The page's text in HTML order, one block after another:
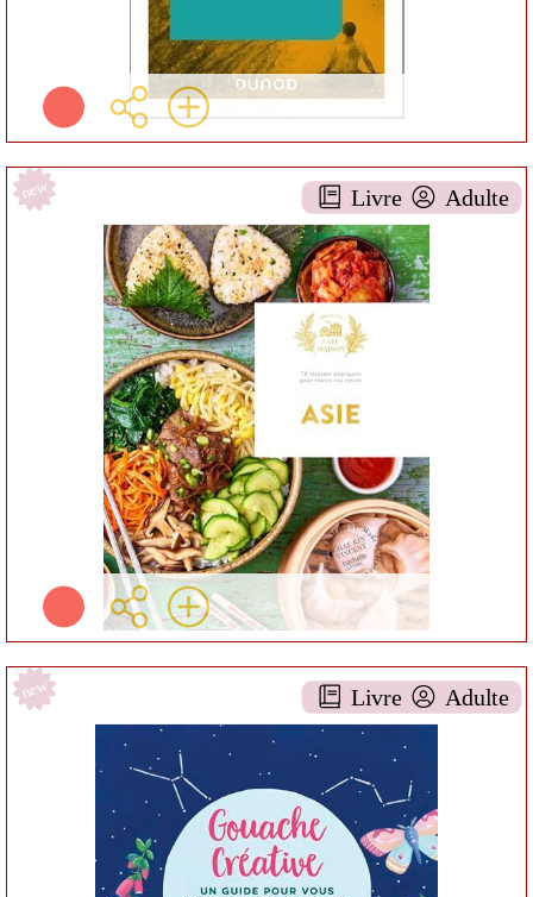
Livre Adulte
new
Asie [66]
DOCUMENTAIRE AA-
6TECHNIQUES
Chae rin VINCENT
Hachette Pratique ( Vanves
(Hauts-de-Seine) - 2025 )
Informations:
Résumé:
Plus d'infos
Livre Adulte
new
Gouache créative
DOCUMENTAIRE AA-
7ARTS
Ruth WILSHAW
Artémis ( Chamalières
(Puy-de-Dôme) - 2026 )